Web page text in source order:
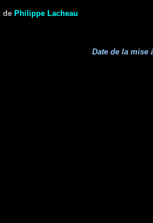
de Philippe Lacheau
Date de la